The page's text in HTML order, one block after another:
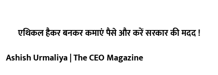
एथिकल हैकर बनकर कमाएं पैसे और करें सरकार की मदद !
Ashish Urmaliya | The CEO Magazine